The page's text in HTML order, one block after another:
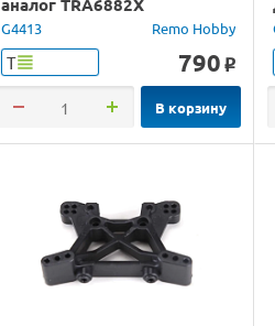
G4413 Remo Hobby
Т 790 o
В корзину